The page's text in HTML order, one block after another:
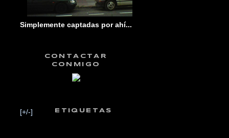
Simplemente captadas por ahí...
CONTACTAR
CONMIGO
[+/-] ETIQUETAS